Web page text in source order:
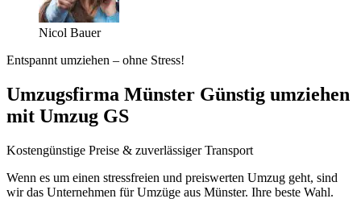
Nicol Bauer
Entspannt umziehen – ohne Stress!
Umzugsfirma Münster Günstig umziehen
mit Umzug GS
Kostengünstige Preise & zuverlässiger Transport
Wenn es um einen stressfreien und preiswerten Umzug geht, sind
wir das Unternehmen für Umzüge aus Münster. Ihre beste Wahl.